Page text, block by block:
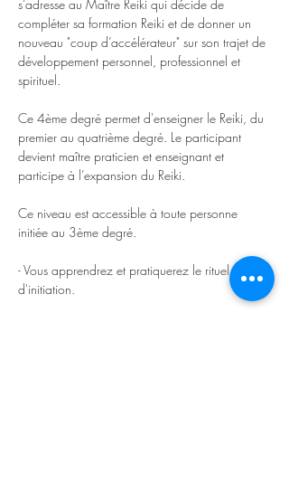
s’adresse au Maître Reiki qui décide de
compléter sa formation Reiki et de donner un
nouveau "coup d’accélérateur" sur son trajet de
développement personnel, professionnel et
spirituel.
Ce 4ème degré permet d'enseigner le Reiki, du
premier au quatrième degré. Le participant
devient maître praticien et enseignant et
participe à l’expansion du Reiki.
Ce niveau est accessible à toute personne
initiée au 3ème degré.
- Vous apprendrez et pratiquerez le rituel
d'initiation.